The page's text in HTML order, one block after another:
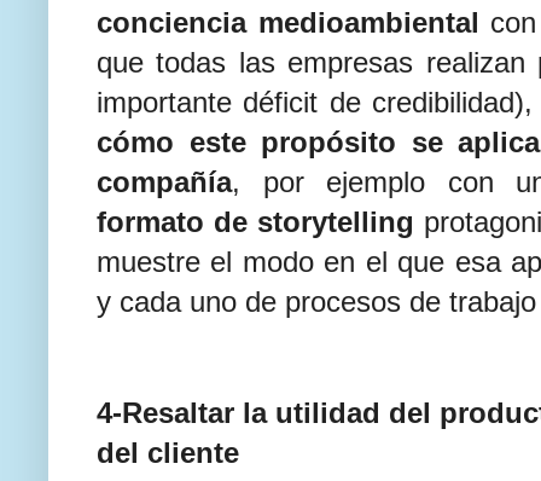
conciencia medioambiental
que todas las empresas
importante déficit de
cómo este propósito se
compañía, por ejemplo con
formato de storytelling
muestre el modo en el que esa
y cada uno de procesos de
4-Resaltar la utilidad del
del cliente